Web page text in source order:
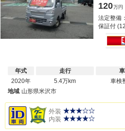
120万円
法定整備
保証付
年式
2020年
走行
5.4万km
車検
地域 山形県米沢市
外装
内装